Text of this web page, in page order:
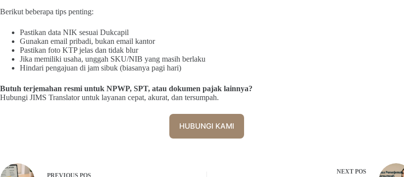
Berikut beberapa tips penting:
Pastikan data NIK sesuai Dukcapil
Gunakan email pribadi, bukan email kantor
Pastikan foto KTP jelas dan tidak blur
Jika memiliki usaha, unggah SKU/NIB yang masih berlaku
Hindari pengajuan di jam sibuk (biasanya pagi hari)
Butuh terjemahan resmi untuk NPWP, SPT, atau dokumen pajak lainnya?
Hubungi JIMS Translator untuk layanan cepat, akurat, dan tersumpah.
HUBUNGI KAMI
PREVIOUS POS
NEXT POS